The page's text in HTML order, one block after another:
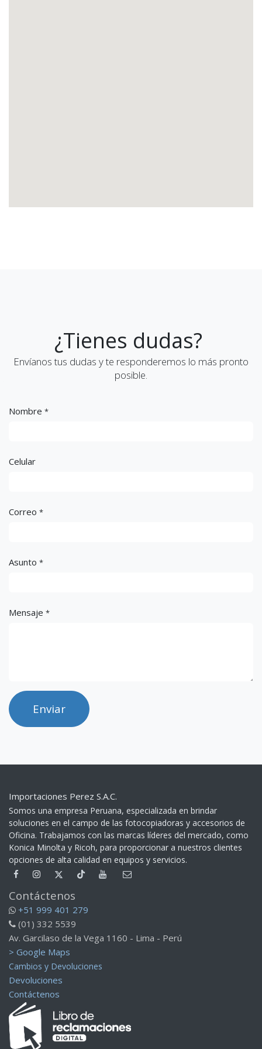
¿Tienes dudas?
Envíanos tus dudas y te responderemos lo más pronto
posible.
Nombre *
Celular
Correo *
Asunto *
Mensaje *
Enviar
Importaciones Perez S.A.C.
Somos una empresa Peruana, especializada en brindar
soluciones en el campo de las fotocopiadoras y accesorios de
Oficina. Trabajamos con las marcas líderes del mercado, como
Konica Minolta y Ricoh, para proporcionar a nuestros clientes
opciones de alta calidad en equipos y servicios.​
Contáctenos
+51 999 401 279
(01) 332 5539
Av. Garcilaso de la Vega 1160 - Lima - Perú
> Google Maps
Cambios y Devoluciones
Devoluciones
Contáctenos